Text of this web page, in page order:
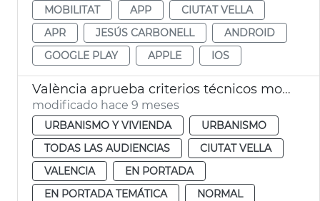
MOBILITAT
APP
CIUTAT VELLA
APR
JESÚS CARBONELL
ANDROID
GOOGLE PLAY
APPLE IOS
València aprueba criterios técnicos mobiliario urbano Ciutat Vella
modificado hace 9 meses
URBANISMO Y VIVIENDA
URBANISMO
TODAS LAS AUDIENCIAS
CIUTAT VELLA
VALENCIA
EN PORTADA
EN PORTADA TEMÁTICA
NORMAL